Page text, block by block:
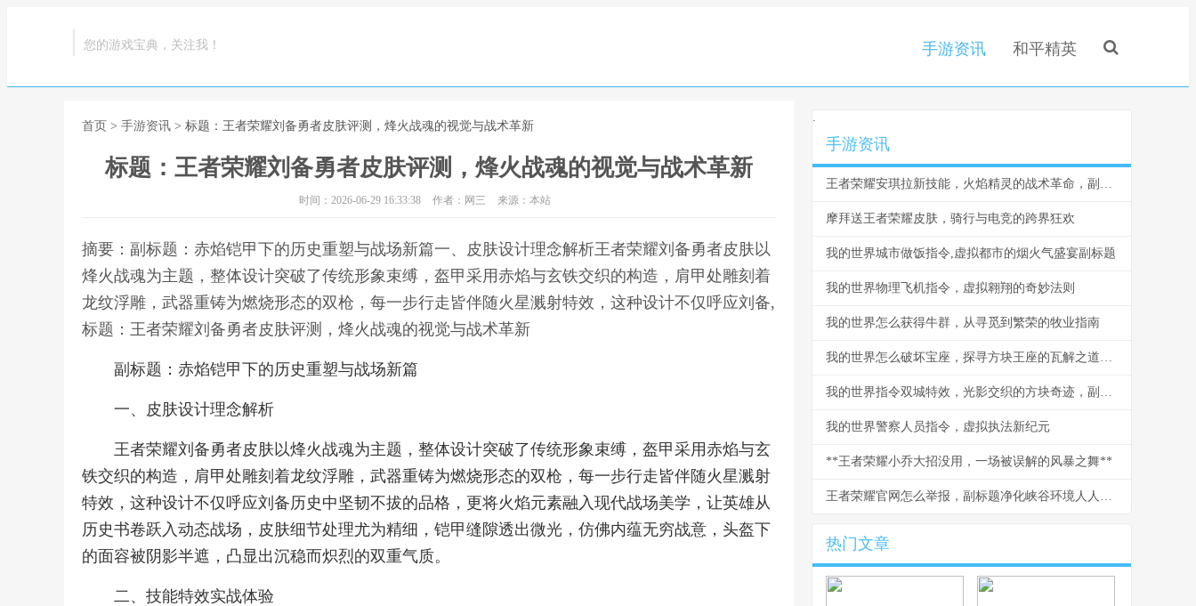
您的游戏宝典，关注我！ 手游资讯 和平精英
首页 > 手游资讯 > 标题：王者荣耀刘备勇者皮肤评测，烽火战魂的视觉与战术革新
标题：王者荣耀刘备勇者皮肤评测，烽火战魂的视觉与战术革新
时间：2026-06-29 16:33:38 作者：网三 来源：本站
摘要：副标题：赤焰铠甲下的历史重塑与战场新篇一、皮肤设计理念解析王者荣耀刘备勇者皮肤以
烽火战魂为主题，整体设计突破了传统形象束缚，盔甲采用赤焰与玄铁交织的构造，肩甲处雕刻着
龙纹浮雕，武器重铸为燃烧形态的双枪，每一步行走皆伴随火星溅射特效，这种设计不仅呼应刘备,
标题：王者荣耀刘备勇者皮肤评测，烽火战魂的视觉与战术革新
副标题：赤焰铠甲下的历史重塑与战场新篇
一、皮肤设计理念解析
王者荣耀刘备勇者皮肤以烽火战魂为主题，整体设计突破了传统形象束缚，盔甲采用赤焰与玄
铁交织的构造，肩甲处雕刻着龙纹浮雕，武器重铸为燃烧形态的双枪，每一步行走皆伴随火星溅射
特效，这种设计不仅呼应刘备历史中坚韧不拔的品格，更将火焰元素融入现代战场美学，让英雄从
历史书卷跃入动态战场，皮肤细节处理尤为精细，铠甲缝隙透出微光，仿佛内蕴无穷战意，头盔下
的面容被阴影半遮，凸显出沉稳而炽烈的双重气质。
二、技能特效实战体验
.
手游资讯
王者荣耀安琪拉新技能，火焰精灵的战术革命，副标题，从爆发法师到战略核心的蜕变
摩拜送王者荣耀皮肤，骑行与电竞的跨界狂欢
我的世界城市做饭指令,虚拟都市的烟火气盛宴副标题
我的世界物理飞机指令，虚拟翱翔的奇妙法则
我的世界怎么获得牛群，从寻觅到繁荣的牧业指南
我的世界怎么破坏宝座，探寻方块王座的瓦解之道，副标题，方块王权崩塌的技艺与哲思
我的世界指令双城特效，光影交织的方块奇迹，副标题，指令魔法构建的视觉史诗
我的世界警察人员指令，虚拟执法新纪元
**王者荣耀小乔大招没用，一场被误解的风暴之舞**
王者荣耀官网怎么举报，副标题净化峡谷环境人人有责
热门文章